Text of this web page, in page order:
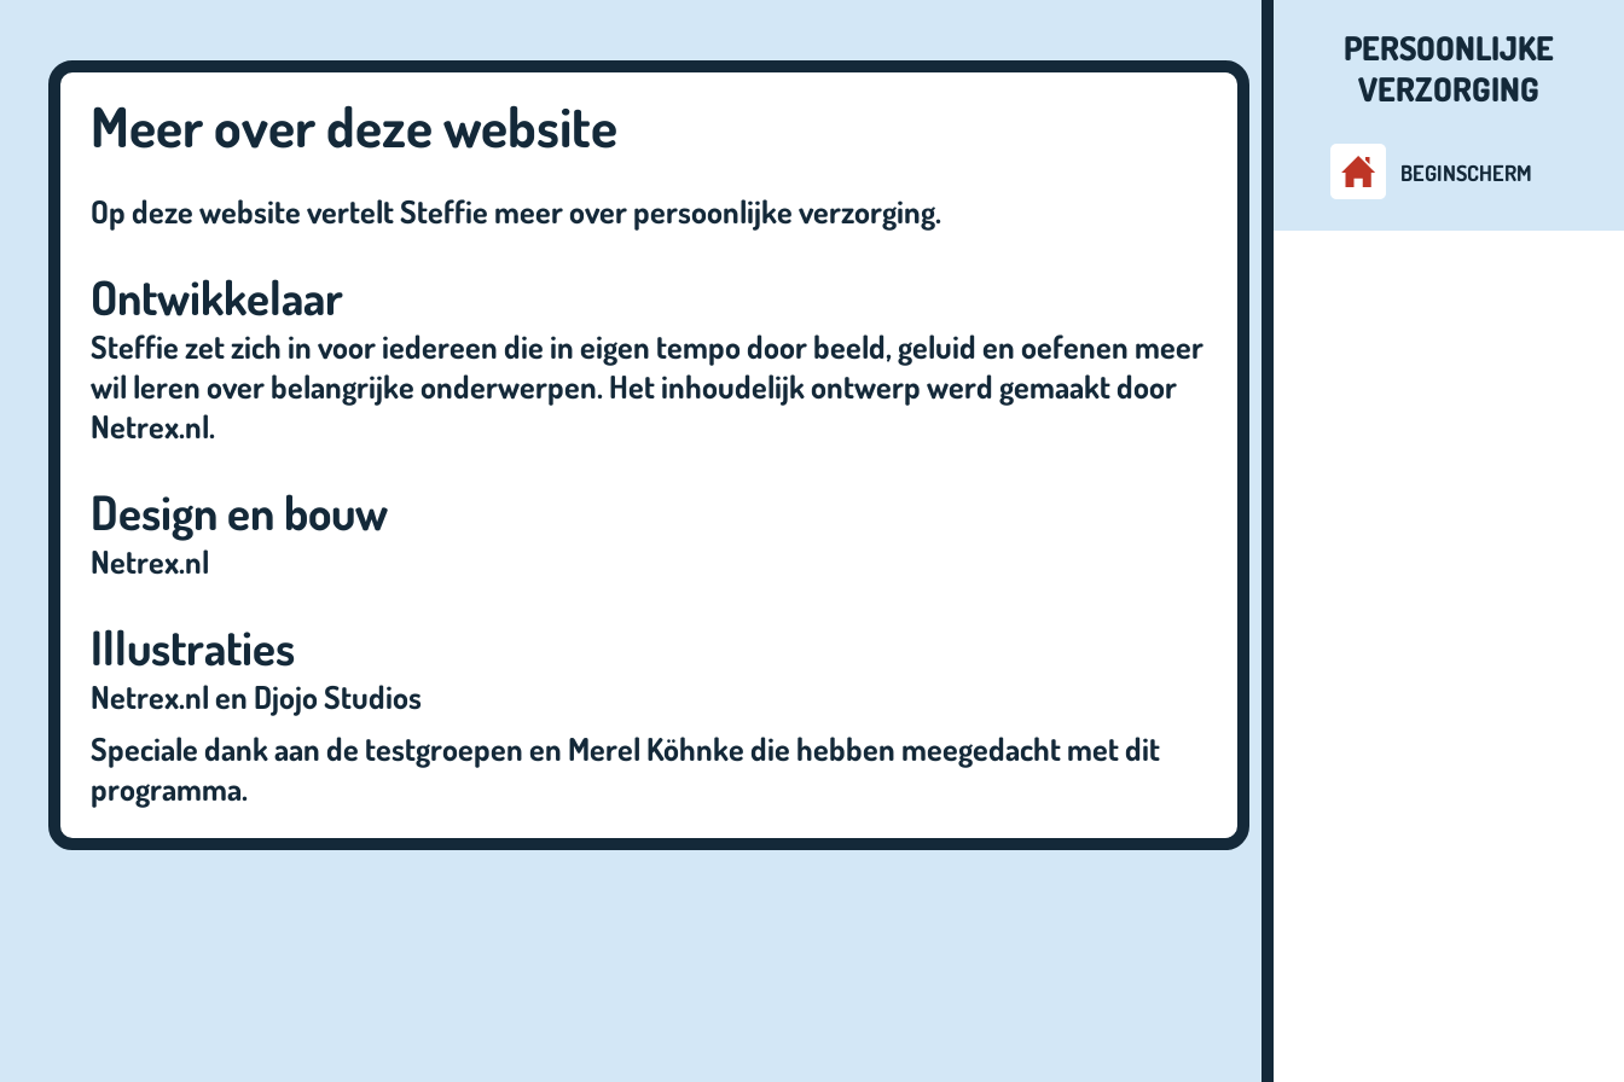
Meer over deze website
Op deze website vertelt Steffie meer over persoonlijke verzorging.
Ontwikkelaar
Steffie zet zich in voor iedereen die in eigen tempo door beeld, geluid en oefenen meer
wil leren over belangrijke onderwerpen. Het inhoudelijk ontwerp werd gemaakt door
Netrex.nl.
Design en bouw
Netrex.nl
Illustraties
Netrex.nl en Djojo Studios
Speciale dank aan de testgroepen en Merel Köhnke die hebben meegedacht met dit
programma.
PERSOONLIJKE
VERZORGING
BEGINSCHERM